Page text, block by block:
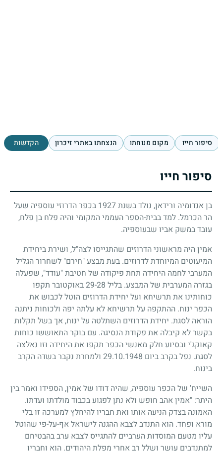
סיפור חייו מקום מנוחתו הנצחתו באתרי זיכרון הקדשות
סיפור חייו
בן אנדומיה ורידאן, נולד בשנת1927 בכפר הדרוזי עוספיה שעל
הר הכרמל. למד בבית-הספר העממי המקומי והיה פלח בן פלח,
עובד במשק אביו שבעוספיה.
אמין היה מראשוני הדרוזים שהתגייסו לצה"ל, ושירת ביחידת
המיעוטים המיוחדת לדרוזים. בעת מבצע "חירם" לשחרור הגליל
המערבי לחמה היחידה תחת פיקודה של חטיבת "עודד", שפעלה
בגזרה המערבית של המבצע. בליל 28
-
29באוקטובר תקפו
כוחותינו את תרשיחא ועל יחידת הדרוזים הוטל לכבוש את
הכפר ינוח. ההתקפה על תרשיחא לא עלתה יפה ולכוחות ניתנה
הוראה לסגת. יחידת הדרוזים השתלטה על ינוח, אך בשל תקלות
בקשר לא קיבלה את פקודת הנסיגה. עם בוקר התאוששו כוחות
קאוקג'י ובסיוע חלק מאנשי הכפר תקפו את היחידה וזו נאלצה
לסגת. נפל בקרב ביום 29.10.1948 ולמחרת נקבר בשדה הקרב
בינוח.
השייח' של הכפר עוספיה, שהיה דודו של אמין, הספידו ואמר בין
היתר: "אמין אהב חופש ולא נתן לפגוע בכבוד מולדתו ועדתו.
האמונה בצדק הניעה אותו ואת חבריו להיחלץ למערכה זו בלי
מורא ופחד. הוא התנדב לצבא ההגנה לישראל אף-על-פי שהוטל
עליו מטעם המוסדות הערביים להתגייס לצבא ערב בהבטיחם
למתנדבים עושר ושלל רב אחרי מפלת היהודים. הוא וחבריו